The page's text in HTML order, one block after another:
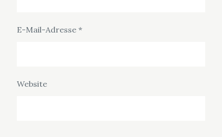
E-Mail-Adresse *
Website